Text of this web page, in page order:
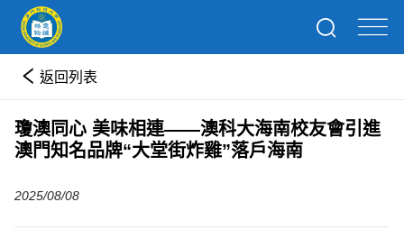
返回列表
瓊澳同心 美味相連——澳科大海南校友會引進
澳門知名品牌“大堂街炸雞”落戶海南
2025/08/08